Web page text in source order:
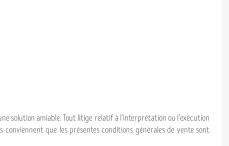
solution amiable. Tout litige relatif à l’interprétation ou l’exécution
que les présentes conditions générales de vente sont